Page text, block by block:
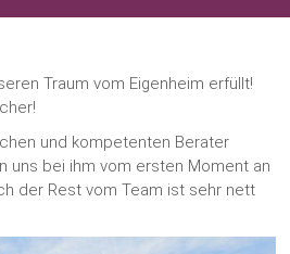
Traum vom Eigenheim erfüllt!
und kompetenten Berater
uns bei ihm vom ersten Moment an
der Rest vom Team ist sehr nett